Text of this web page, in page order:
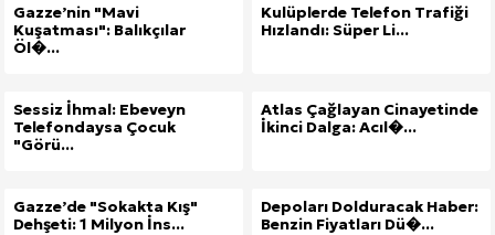
Gazze’nin "Mavi
Kuşatması": Balıkçılar
Öl�...
Kulüplerde Telefon Trafiği
Hızlandı: Süper Li...
Sessiz İhmal: Ebeveyn
Telefondaysa Çocuk
"Görü...
Atlas Çağlayan Cinayetinde
İkinci Dalga: Acıl�...
Gazze’de "Sokakta Kış"
Dehşeti: 1 Milyon İns...
Depoları Dolduracak Haber:
Benzin Fiyatları Dü�...